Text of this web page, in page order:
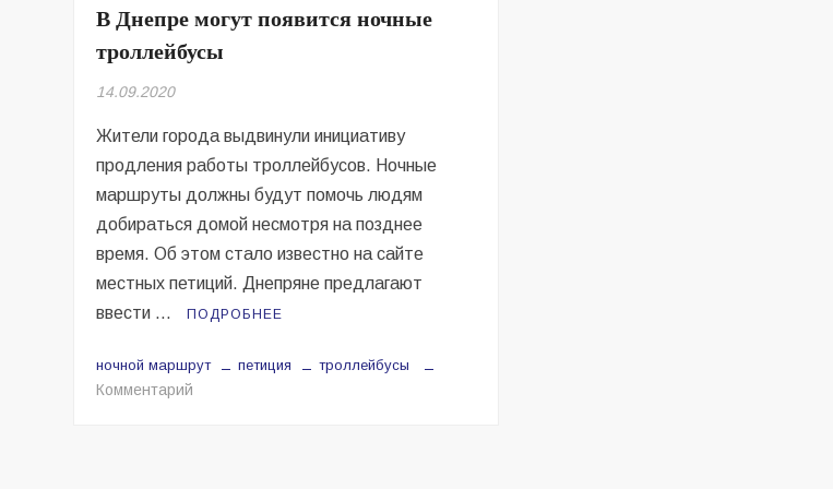
В Днепре могут появится ночные
троллейбусы
14.09.2020
Жители города выдвинули инициативу
продления работы троллейбусов. Ночные
маршруты должны будут помочь людям
добираться домой несмотря на позднее
время. Об этом стало известно на сайте
местных петиций. Днепряне предлагают
ввести …
ПОДРОБНЕЕ
ночной маршрут петиция троллейбусы
Комментарий